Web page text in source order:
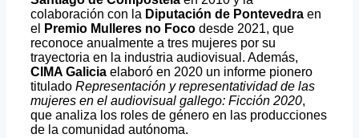
colaboración con la Diputación de Pontevedra en
el
Premio Mulleres no Foco desde 2021, que
reconoce anualmente a tres mujeres por su
trayectoria en la industria audiovisual. Además,
CIMA Galicia elaboró en 2020 un informe pionero
titulado Representación y representatividad de las
mujeres en el audiovisual gallego: Ficción 2020,
que analiza los roles de género en las producciones
de la comunidad autónoma.